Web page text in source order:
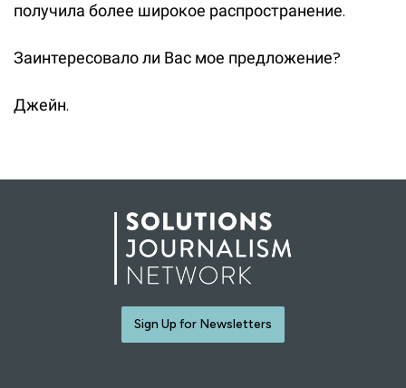
получила более широкое распространение.
Заинтересовало ли Вас мое предложение?
Джейн.
Sign Up for Newsletters